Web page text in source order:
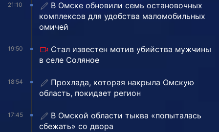
21:10
В Омске обновили семь остановочных
комплексов для удобства маломобильных
омичей
19:50
Стал известен мотив убийства мужчины
в селе Соляное
18:54
Прохлада, которая накрыла Омскую
область, покидает регион
17:45
В Омской области тыква «попыталась
сбежать» со двора